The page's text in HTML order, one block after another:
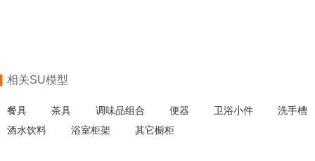
相关SU模型
餐具 茶具 调味品组合 便器 卫浴小件
洗手槽
酒水饮料
浴室柜架 其它橱柜